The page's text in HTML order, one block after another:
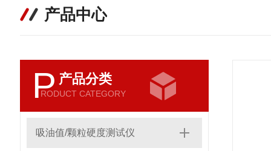
产品中心
P 产品分类
RODUCT CATEGORY
吸油值/颗粒硬度测试仪